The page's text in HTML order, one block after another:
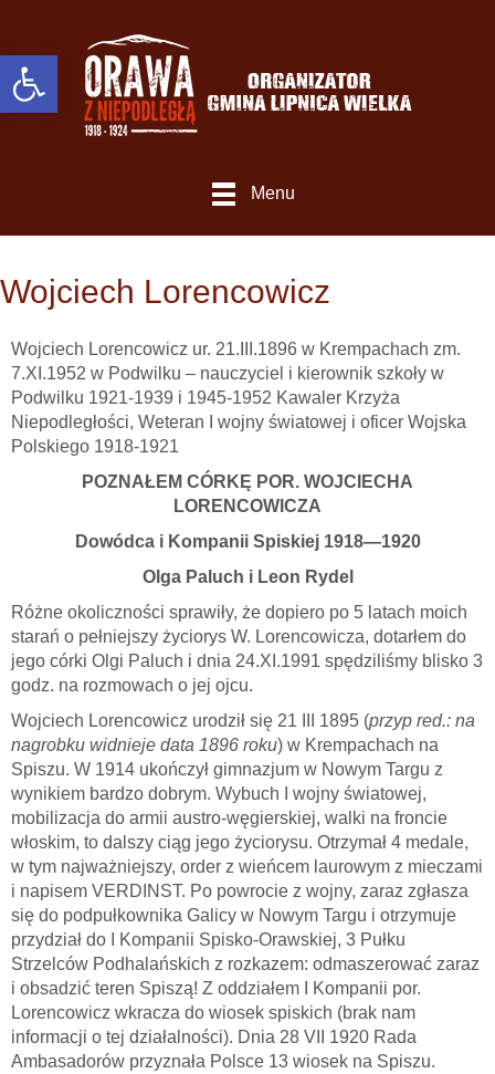
Otwórz Pasek narzędzi
Menu
Wojciech Lorencowicz
Wojciech Lorencowicz ur. 21.III.1896 w Krempachach zm.
7.XI.1952 w Podwilku – nauczyciel i kierownik szkoły w
Podwilku 1921-1939 i 1945-1952 Kawaler Krzyża
Niepodległości, Weteran I wojny światowej i oficer Wojska
Polskiego 1918-1921
POZNAŁEM CÓRKĘ POR. WOJCIECHA
LORENCOWICZA
Dowódca i Kompanii Spiskiej 1918—1920
Olga Paluch i Leon Rydel
Różne okoliczności sprawiły, że dopiero po 5 latach moich
starań o pełniejszy życiorys W. Lorencowicza, dotarłem do
jego córki Olgi Paluch i dnia 24.XI.1991 spędziliśmy blisko 3
godz. na rozmowach o jej ojcu.
Wojciech Lorencowicz urodził się 21 III 1895 (przyp red.: na
nagrobku widnieje data 1896 roku) w Krempachach na
Spiszu. W 1914 ukończył gimnazjum w Nowym Targu z
wynikiem bardzo dobrym. Wybuch I wojny światowej,
mobilizacja do armii austro-węgierskiej, walki na froncie
włoskim, to dalszy ciąg jego życiorysu. Otrzymał 4 medale,
w tym najważniejszy, order z wieńcem laurowym z mieczami
i napisem VERDINST. Po powrocie z wojny, zaraz zgłasza
się do podpułkownika Galicy w Nowym Targu i otrzymuje
przydział do I Kompanii Spisko-Orawskiej, 3 Pułku
Strzelców Podhalańskich z rozkazem: odmaszerować zaraz
i obsadzić teren Spiszą! Z oddziałem I Kompanii por.
Lorencowicz wkracza do wiosek spiskich (brak nam
informacji o tej działalności). Dnia 28 VII 1920 Rada
Ambasadorów przyznała Polsce 13 wiosek na Spiszu.